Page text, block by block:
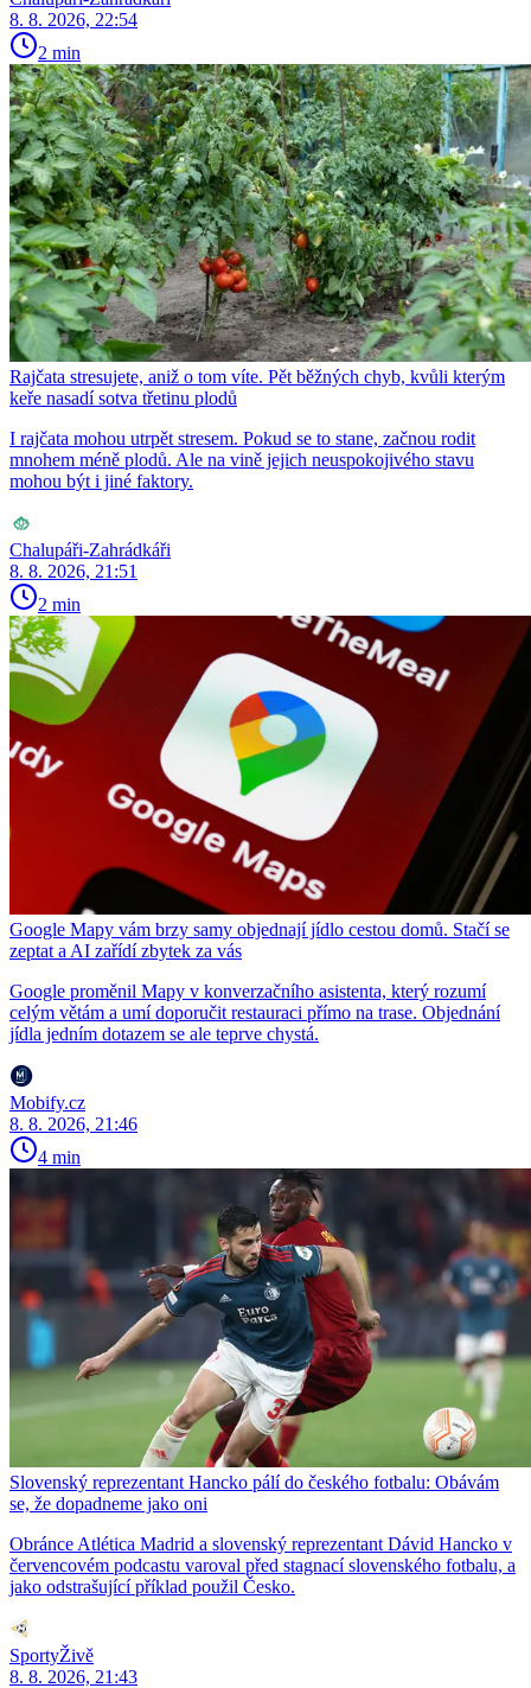
8. 8. 2026, 22:54
2 min
Rajčata stresujete, aniž o tom víte. Pět běžných chyb, kvůli kterým
keře nasadí sotva třetinu plodů
I rajčata mohou utrpět stresem. Pokud se to stane, začnou rodit
mnohem méně plodů. Ale na vině jejich neuspokojivého stavu
mohou být i jiné faktory.
Chalupáři-Zahrádkáři
8. 8. 2026, 21:51
2 min
Google Mapy vám brzy samy objednají jídlo cestou domů. Stačí se
zeptat a AI zařídí zbytek za vás
Google proměnil Mapy v konverzačního asistenta, který rozumí
celým větám a umí doporučit restauraci přímo na trase. Objednání
jídla jedním dotazem se ale teprve chystá.
Mobify.cz
8. 8. 2026, 21:46
4 min
Slovenský reprezentant Hancko pálí do českého fotbalu: Obávám
se, že dopadneme jako oni
Obránce Atlética Madrid a slovenský reprezentant Dávid Hancko v
červencovém podcastu varoval před stagnací slovenského fotbalu, a
jako odstrašující příklad použil Česko.
SportyŽivě
8. 8. 2026, 21:43